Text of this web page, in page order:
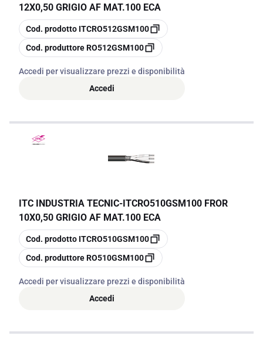
12X0,50 GRIGIO AF MAT.100 ECA
copia
Cod. prodotto ITCRO512GSM100
copia
Cod. produttoreRO512GSM100
Accedi per visualizzare prezzi e disponibilità
Accedi
ITC INDUSTRIA TECNIC-ITCRO510GSM100 FROR
10X0,50 GRIGIO AF MAT.100 ECA
copia
Cod. prodotto ITCRO510GSM100
copia
Cod. produttoreRO510GSM100
Accedi per visualizzare prezzi e disponibilità
Accedi